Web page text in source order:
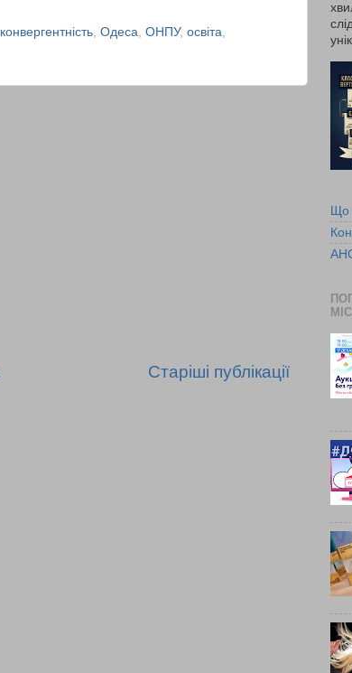
конвергентність Одеса ОНПУ, освіта
Старіші публікації
Що